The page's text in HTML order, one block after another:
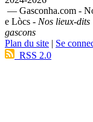
— Gasconha.com -
e Lòcs - Nos lieux-dits
gascons
Plan du site | Se
RSS 2.0